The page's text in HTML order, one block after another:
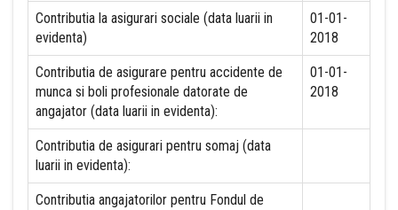
Contributia la asigurari sociale (data luarii in
evidenta)
01-01-
2018
Contributia de asigurare pentru accidente de
munca si boli profesionale datorate de
angajator (data luarii in evidenta):
01-01-
2018
Contributia de asigurari pentru somaj (data
luarii in evidenta):
Contributia angajatorilor pentru Fondul de